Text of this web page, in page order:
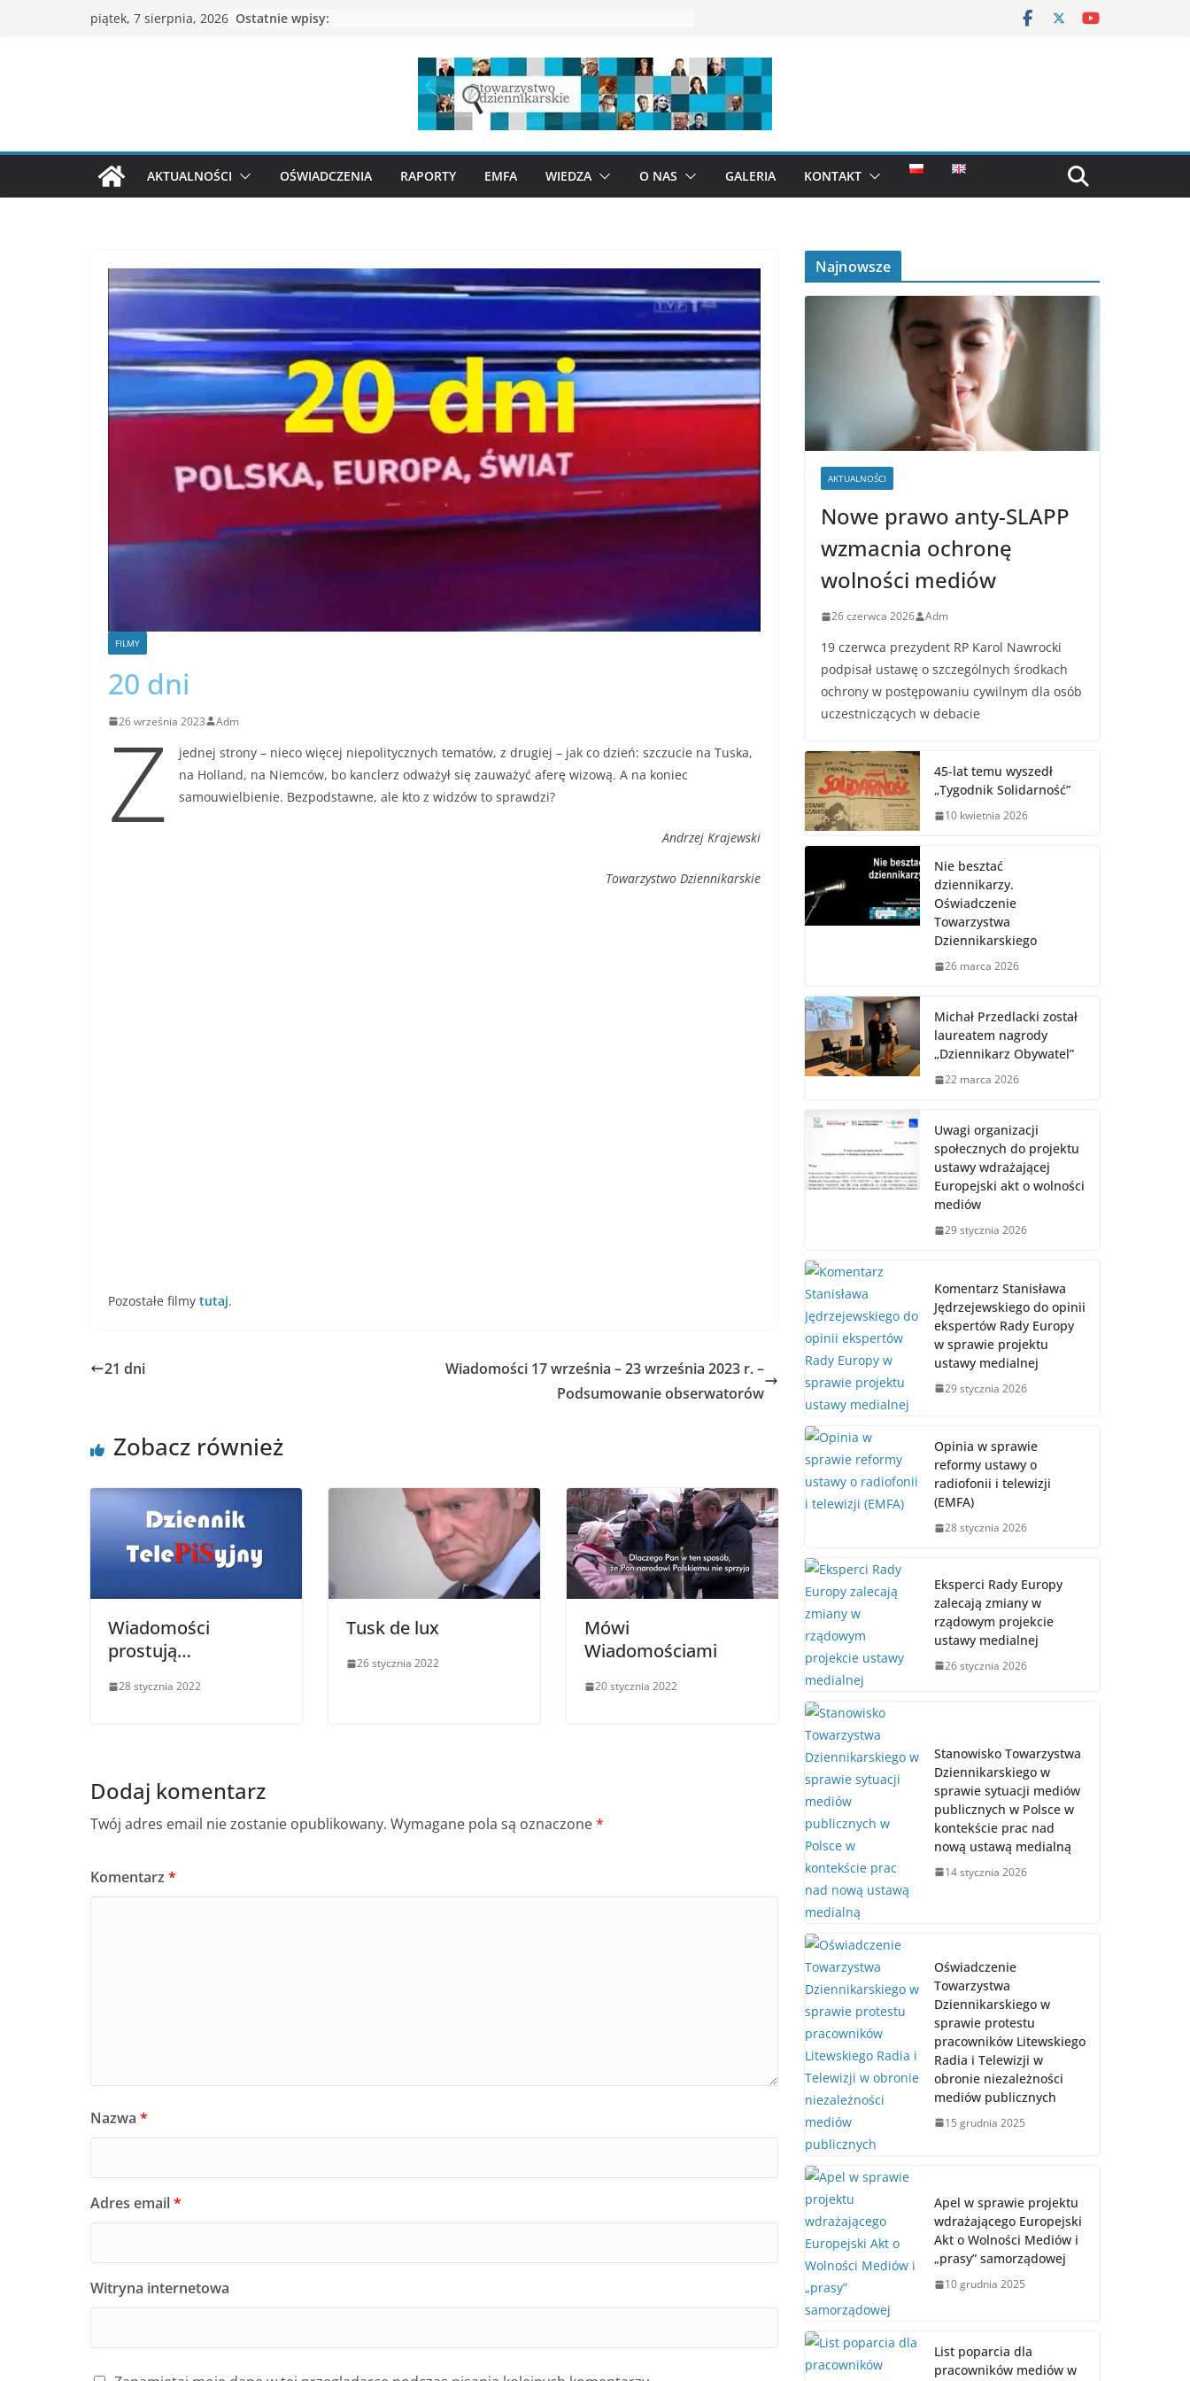
piątek, 7 sierpnia, 2026 Ostatnie wpisy:
AKTUALNOŚCI OŚWIADCZENIA RAPORTY EMFA WIEDZA O NAS GALERIA KONTAKT
FILMY
20 dni
26 września 2023 Adm
Z
jednej strony – nieco więcej niepolitycznych tematów, z drugiej – jak co dzień: szczucie na Tuska,
na Holland, na Niemców, bo kanclerz odważył się zauważyć aferę wizową. A na koniec
samouwielbienie. Bezpodstawne, ale kto z widzów to sprawdzi?
Andrzej Krajewski
Towarzystwo Dziennikarskie
Pozostałe filmy tutaj.
21 dni
Wiadomości 17 września – 23 września 2023 r. –
Podsumowanie obserwatorów
Zobacz również
Wiadomości
prostują…
28 stycznia 2022
Tusk de lux
26 stycznia 2022
Mówi
Wiadomościami
20 stycznia 2022
Dodaj komentarz
Twój adres email nie zostanie opublikowany. Wymagane pola są oznaczone*
Komentarz *
Nazwa *
Adres email*
Witryna internetowa
Najnowsze
AKTUALNOŚCI
Nowe prawo anty-SLAPP
wzmacnia ochronę
wolności mediów
26 czerwca 2026 Adm
19 czerwca prezydent RP Karol Nawrocki
podpisał ustawę o szczególnych środkach
ochrony w postępowaniu cywilnym dla osób
uczestniczących w debacie
45-lat temu wyszedł
„Tygodnik Solidarność”
10 kwietnia 2026
Nie besztać
dziennikarzy.
Oświadczenie
Towarzystwa
Dziennikarskiego
26 marca 2026
Michał Przedlacki został
laureatem nagrody
„Dziennikarz Obywatel”
22 marca 2026
Uwagi organizacji
społecznych do projektu
ustawy wdrażającej
Europejski akt o wolności
mediów
29 stycznia 2026
Komentarz Stanisława
Jędrzejewskiego do opinii
ekspertów Rady Europy
w sprawie projektu
ustawy medialnej
29 stycznia 2026
Opinia w sprawie
reformy ustawy o
radiofonii i telewizji
(EMFA)
28 stycznia 2026
Eksperci Rady Europy
zalecają zmiany w
rządowym projekcie
ustawy medialnej
26 stycznia 2026
Stanowisko Towarzystwa
Dziennikarskiego w
sprawie sytuacji mediów
publicznych w Polsce w
kontekście prac nad
nową ustawą medialną
14 stycznia 2026
Oświadczenie
Towarzystwa
Dziennikarskiego w
sprawie protestu
pracowników Litewskiego
Radia i Telewizji w
obronie niezależności
mediów publicznych
15 grudnia 2025
Apel w sprawie projektu
wdrażającego Europejski
Akt o Wolności Mediów i
„prasy” samorządowej
10 grudnia 2025
List poparcia dla
pracowników mediów w